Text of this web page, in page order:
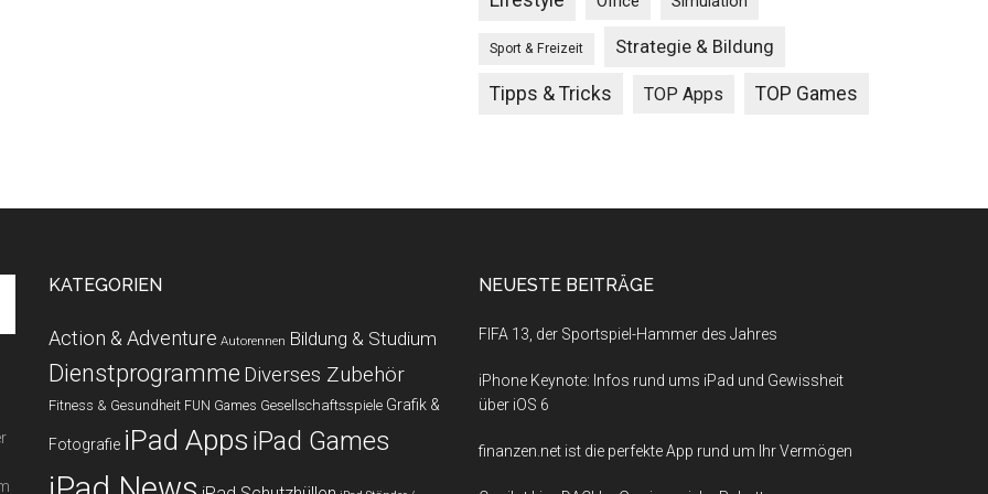
Sport & Freizeit Strategie & Bildung
Tipps & Tricks TOP Apps TOP Games
KATEGORIEN
Action & Adventure Autorennen Bildung & Studium
Dienstprogramme Diverses Zubehör
Fitness & Gesundheit FUN Games Gesellschaftsspiele Grafik &
Fotografie iPad Apps iPad Games
NEUESTE BEITRÄGE
FIFA 13, der Sportspiel-Hammer des Jahres
iPhone Keynote: Infos rund ums iPad und Gewissheit
über iOS 6
finanzen.net ist die perfekte App rund um Ihr Vermögen